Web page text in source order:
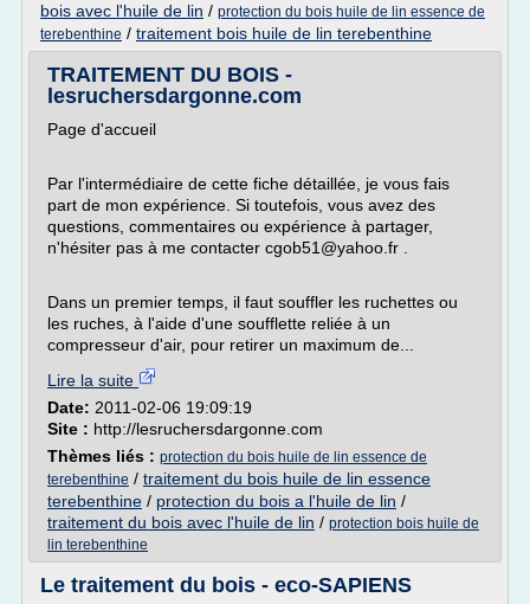
bois avec l'huile de lin / protection du bois huile de lin essence de
terebenthine / traitement bois huile de lin terebenthine
TRAITEMENT DU BOIS -
lesruchersdargonne.com
Page d'accueil
Par l'intermédiaire de cette fiche détaillée, je vous fais
part de mon expérience. Si toutefois, vous avez des
questions, commentaires ou expérience à partager,
n'hésiter pas à me contacter cgob51@yahoo.fr .
Dans un premier temps, il faut souffler les ruchettes ou
les ruches, à l'aide d'une soufflette reliée à un
compresseur d'air, pour retirer un maximum de...
Lire la suite
Date: 2011-02-06 19:09:19
Site : http://lesruchersdargonne.com
Thèmes liés : protection du bois huile de lin essence de
terebenthine / traitement du bois huile de lin essence
terebenthine / protection du bois a l'huile de lin /
traitement du bois avec l'huile de lin / protection bois huile de
lin terebenthine
Le traitement du bois - eco-SAPIENS